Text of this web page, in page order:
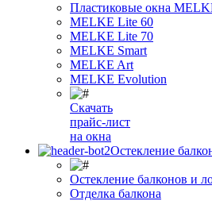
Пластиковые окна
MELKE Lite 60
MELKE Lite 70
MELKE Smart
MELKE Art
MELKE Evolution
Скачать
прайс-лист
на окна
Остекление
Остекление балконов и
Отделка балкона